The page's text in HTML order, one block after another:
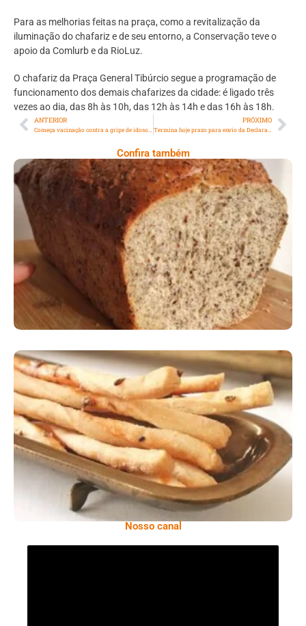
Para as melhorias feitas na praça, como a revitalização da
iluminação do chafariz e de seu entorno, a Conservação teve o
apoio da Comlurb e da RioLuz.
O chafariz da Praça General Tibúrcio segue a programação de
funcionamento dos demais chafarizes da cidade: é ligado três
vezes ao dia, das 8h às 10h, das 12h às 14h e das 16h às 18h.
ANTERIOR PRÓXIMO
Confira também
Comer Bem: Pão Low Carb
Comer Bem: Palitinhos De Cebola E Salsa
Nosso canal